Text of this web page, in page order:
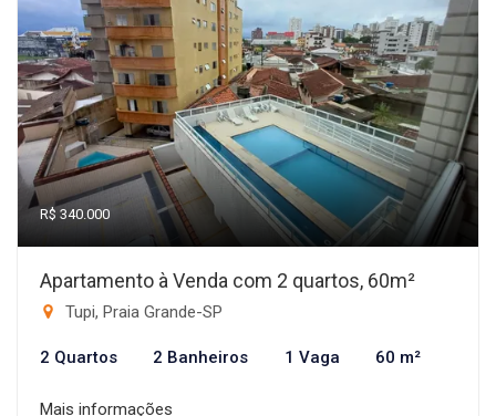
R$ 340.000
Apartamento à Venda com 2 quartos, 60m²
Tupi, Praia Grande-SP
2 Quartos 2 Banheiros 1 Vaga 60 m²
Mais informações